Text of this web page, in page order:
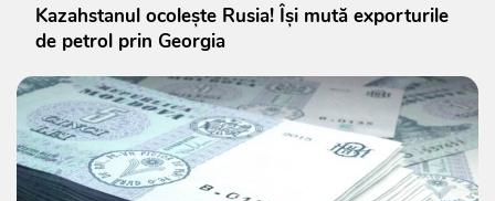
Kazahstanul ocolește Rusia! Își mută exporturile
de petrol prin Georgia